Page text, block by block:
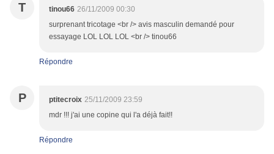
T tinou66 26/11/2009 00:30
surprenant tricotage <br /> avis masculin demandé pour
essayage LOL LOL LOL <br /> tinou66
Répondre
P ptitecroix 25/11/2009 23:59
mdr !!! j'ai une copine qui l'a déjà fait!!
Répondre